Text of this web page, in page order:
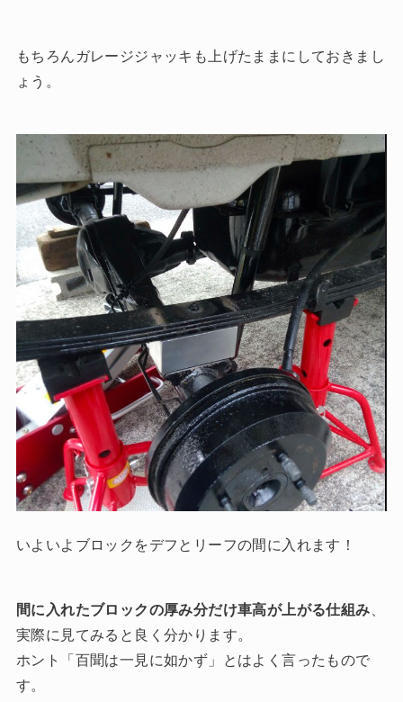
もちろんガレージジャッキも上げたままにしておきまし
ょう。
いよいよブロックをデフとリーフの間に入れます！
間に入れたブロックの厚み分だけ車高が上がる仕組み
実際に見てみると良く分かります。
ホント「百聞は一見に如かず」とはよく言ったもので
す。